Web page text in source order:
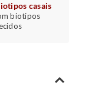
casais
biotipos